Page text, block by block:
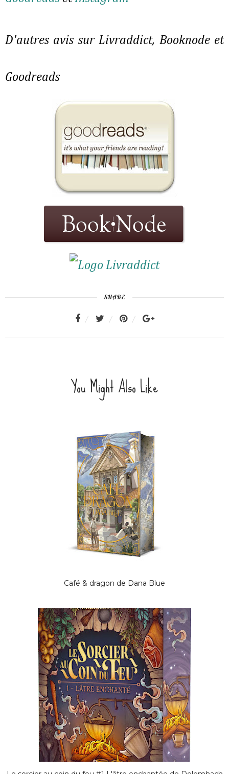
D'autres avis sur Livraddict, Booknode et
Goodreads
SHARE
You Might Also Like
Café & dragon de Dana Blue